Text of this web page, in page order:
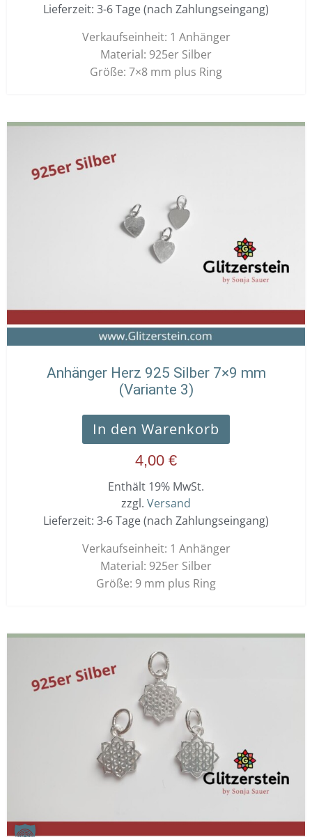
Lieferzeit: 3-6 Tage (nach Zahlungseingang)
Verkaufseinheit: 1 Anhänger
Material: 925er Silber
Größe: 7×8 mm plus Ring
Anhänger Herz 925 Silber 7×9 mm
(Variante 3)
In den Warenkorb
4,00 €
Enthält 19% MwSt.
zzgl. Versand
Lieferzeit: 3-6 Tage (nach Zahlungseingang)
Verkaufseinheit: 1 Anhänger
Material: 925er Silber
Größe: 9 mm plus Ring